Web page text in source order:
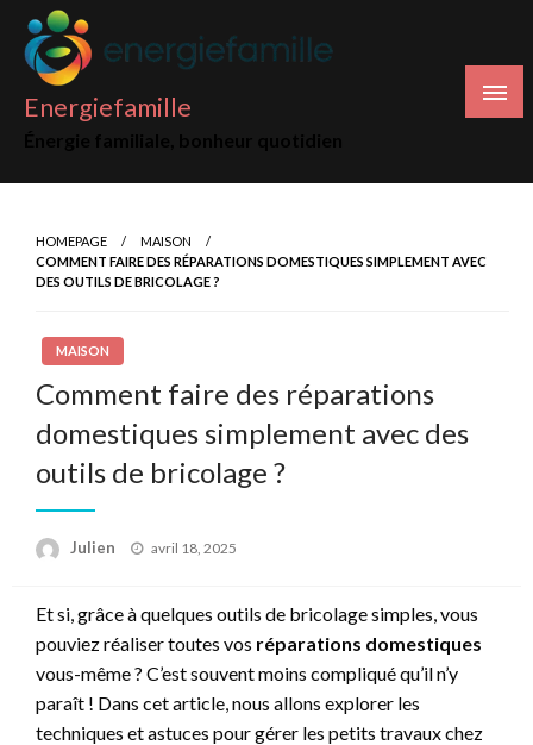
Skip
content
Energiefamille
HOMEPAGE
MAISON
COMMENT FAIRE DES RÉPARATIONS DOMESTIQUES SIMPLEMENT AVEC
DES OUTILS DE BRICOLAGE ?
MAISON
Comment faire des réparations
domestiques simplement avec des
outils de bricolage ?
Julien
Posted
avril 18, 2025
Et si, grâce à quelques outils de bricolage simples, vous
pouviez réaliser toutes vos réparations domestiques
vous-même ? C’est souvent moins compliqué qu’il n’y
paraît ! Dans cet article, nous allons explorer les
techniques et astuces pour gérer les petits travaux chez